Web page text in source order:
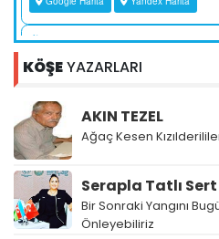
KÖŞEYAZARLARI
AKIN TEZEL
Ağaç Kesen
Serapla Tatlı Sert
Bir Sonraki Yangını
Önleyebiliriz